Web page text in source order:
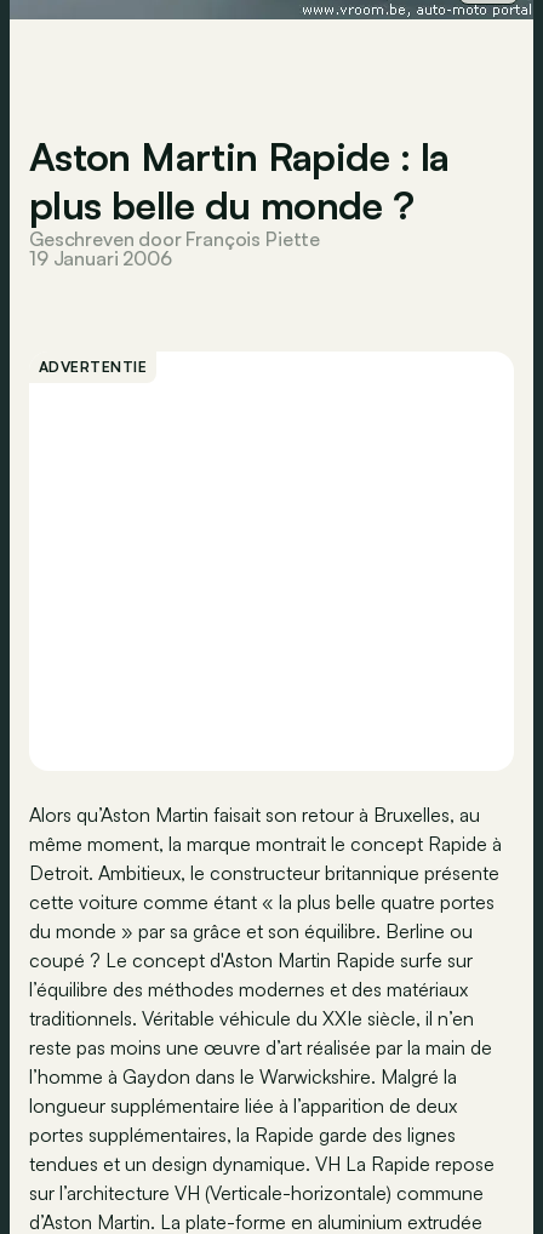
Aston Martin Rapide : la
plus belle du monde ?
Geschreven door François Piette
19 Januari 2006
ADVERTENTIE
Alors qu’Aston Martin faisait son retour à Bruxelles, au
même moment, la marque montrait le concept Rapide à
Detroit. Ambitieux, le constructeur britannique présente
cette voiture comme étant « la plus belle quatre portes
du monde » par sa grâce et son équilibre. Berline ou
coupé ? Le concept d'Aston Martin Rapide surfe sur
l’équilibre des méthodes modernes et des matériaux
traditionnels. Véritable véhicule du XXIe siècle, il n’en
reste pas moins une œuvre d’art réalisée par la main de
l’homme à Gaydon dans le Warwickshire. Malgré la
longueur supplémentaire liée à l’apparition de deux
portes supplémentaires, la Rapide garde des lignes
tendues et un design dynamique. VH La Rapide repose
sur l’architecture VH (Verticale-horizontale) commune
d’Aston Martin. La plate-forme en aluminium extrudée